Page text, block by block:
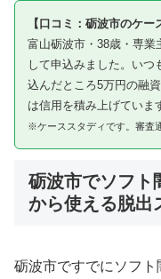
【口コミ：砺波市のケー
富山砺波市・38歳・専業
して申込みました。いつ
込んだところ5万円の融
は信用を積み上げていま
※ケーススタディです。審査
砺波市でソフト
から使える脱出
砺波市ですでにソフ